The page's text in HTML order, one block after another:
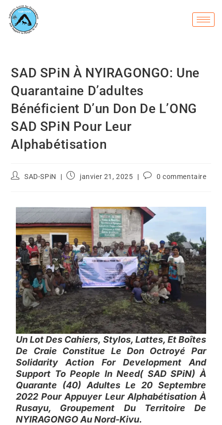
SAD SPiN À NYIRAGONGO: Une
Quarantaine D’adultes
Bénéficient D’un Don De L’ONG
SAD SPiN Pour Leur
Alphabétisation
SAD-SPiN janvier 21, 2025 0 commentaire
Un Lot Des Cahiers, Stylos, Lattes, Et Boîtes
De Craie Constitue Le Don Octroyé Par
Solidarity Action For Development And
Support To People In Need( SAD SPiN) À
Quarante (40) Adultes Le 20 Septembre
2022 Pour Appuyer Leur Alphabétisation À
Rusayu, Groupement Du Territoire De
NYIRAGONGO Au Nord-Kivu.